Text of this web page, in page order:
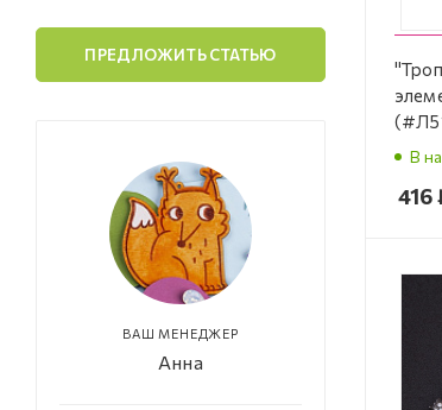
В
416
ПРЕДЛОЖИТЬ СТАТЬЮ
ВАШ МЕНЕДЖЕР
Анна